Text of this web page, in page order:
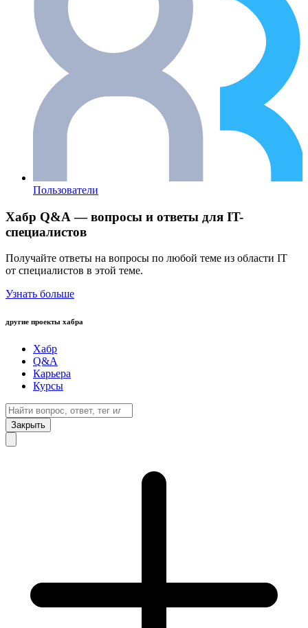
Пользователи
Хабр Q&A — вопросы и ответы для IT-
специалистов
Получайте ответы на вопросы по любой теме из области IT
от специалистов в этой теме.
Узнать больше
другие проекты хабра
Хабр
Q&A
Карьера
Курсы
Закрыть